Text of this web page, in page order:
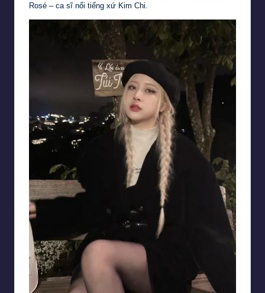
Rosé – ca sĩ nổi tiếng xứ Kim Chi.